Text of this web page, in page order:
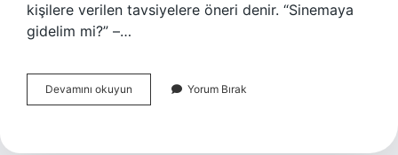
kişilere verilen tavsiyelere öneri denir. “Sinemaya
gidelim mi?” –…
Devamını okuyun
Olmak
Yorum Bırak